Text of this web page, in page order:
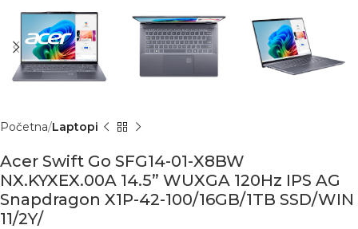
Početna Laptopi
Acer Swift Go SFG14-01-X8BW
NX.KYXEX.00A 14.5” WUXGA 120Hz IPS AG
Snapdragon X1P-42-100/16GB/1TB SSD/WIN
11/2Y/